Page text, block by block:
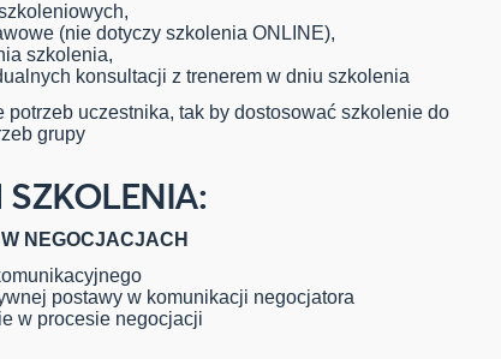
(nie dotyczy szkolenia ONLINE),
szkolenia,
konsultacji z trenerem w dniu szkolenia
potrzeb uczestnika, tak by dostosować szkolenie do
grupy
NEGOCJACJACH
postawy w komunikacji negocjatora
w procesie negocjacji